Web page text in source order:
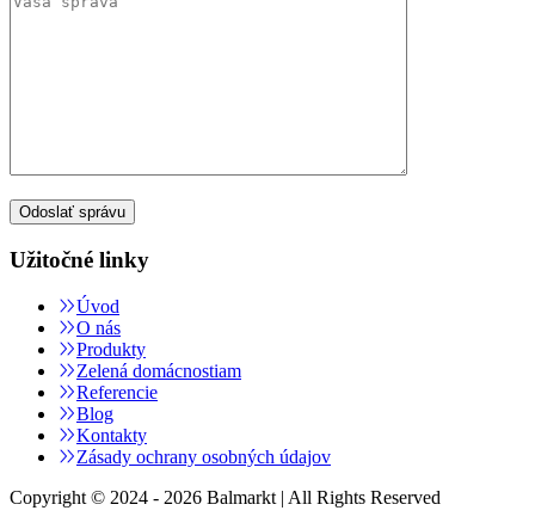
Užitočné linky
Úvod
O nás
Produkty
Zelená domácnostiam
Referencie
Blog
Kontakty
Zásady ochrany osobných údajov
Copyright © 2024 - 2026 Balmarkt | All Rights Reserved